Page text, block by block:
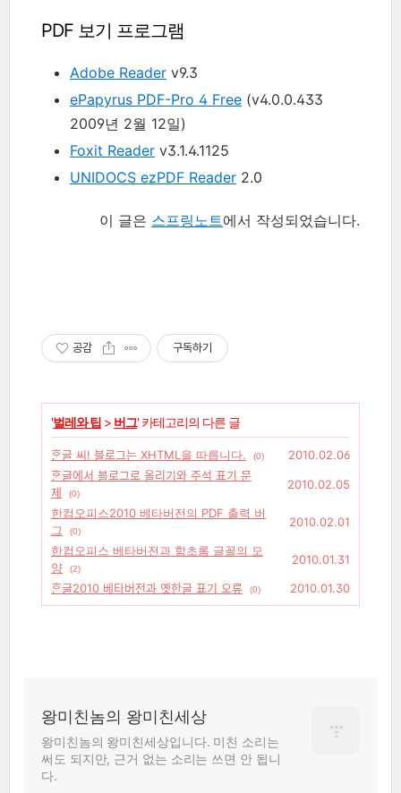
PDF 보기 프로그램
Adobe Reader v9.3
ePapyrus PDF-Pro 4 Free (v4.0.0.433
2009년 2월 12일)
Foxit Reader v3.1.4.1125
UNIDOCS ezPDF Reader 2.0
이 글은 스프링노트에서 작성되었습니다.
공감 구독하기
'벌레와 팁 > 버그' 카테고리의 다른 글
ᄒᆞᆫ글 씨! 블로그는 XHTML을 따릅니다. (0)
2010.02.06
ᄒᆞᆫ글에서 블로그로 올리기와 주석 표기 문
제
(0)
2010.02.05
한컴오피스2010 베타버전의 PDF 출력 버
그
(0)
2010.02.01
한컴오피스 베타버전과 함초롬 글꼴의 모
양
(2)
2010.01.31
ᄒᆞᆫ글2010 베타버전과 옛한글 표기 오류
(0) 2010.01.30
왕미친놈의 왕미친세상
왕미친놈의 왕미친세상입니다. 미친 소리는
써도 되지만, 근거 없는 소리는 쓰면 안 됩니
다.